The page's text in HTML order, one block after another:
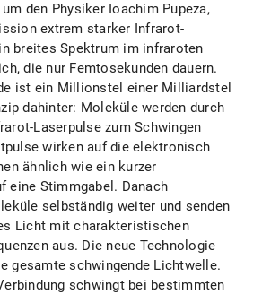
den Physiker Ioachim Pupeza,
extrem starker Infrarot-
breites Spektrum im infraroten
die nur Femtosekunden dauern.
ist ein Millionstel einer Milliardstel
dahinter: Moleküle werden durch
Laserpulse zum Schwingen
wirken auf die elektronisch
ähnlich wie ein kurzer
eine Stimmgabel. Danach
selbständig weiter und senden
Licht mit charakteristischen
aus. Die neue Technologie
gesamte schwingende Lichtwelle.
schwingt bei bestimmten